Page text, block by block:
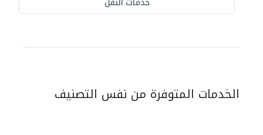
الخدمات المتوفرة من نفس التصنيف